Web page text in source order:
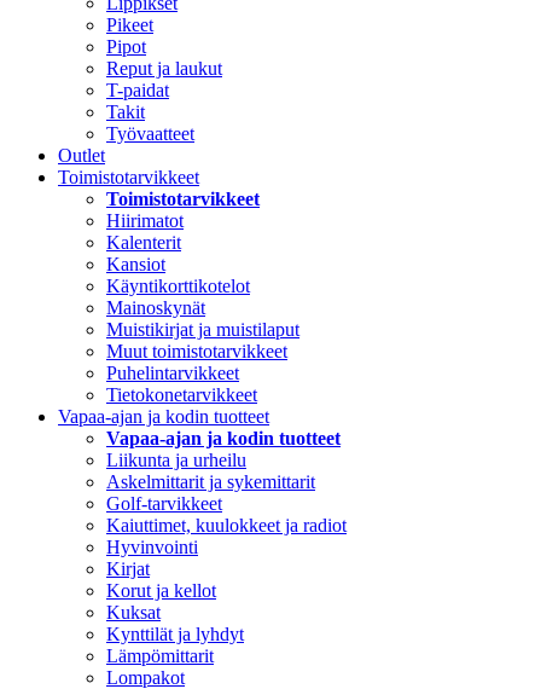
Pikeet
Pipot
Reput ja laukut
T-paidat
Takit
Työvaatteet
Outlet
Toimistotarvikkeet
Toimistotarvikkeet
Hiirimatot
Kalenterit
Kansiot
Käyntikorttikotelot
Mainoskynät
Muistikirjat ja muistilaput
Muut toimistotarvikkeet
Puhelintarvikkeet
Tietokonetarvikkeet
Vapaa-ajan ja kodin tuotteet
Vapaa-ajan ja kodin tuotteet
Liikunta ja urheilu
Askelmittarit ja sykemittarit
Golf-tarvikkeet
Kaiuttimet, kuulokkeet ja radiot
Hyvinvointi
Kirjat
Korut ja kellot
Kuksat
Kynttilät ja lyhdyt
Lämpömittarit
Lompakot